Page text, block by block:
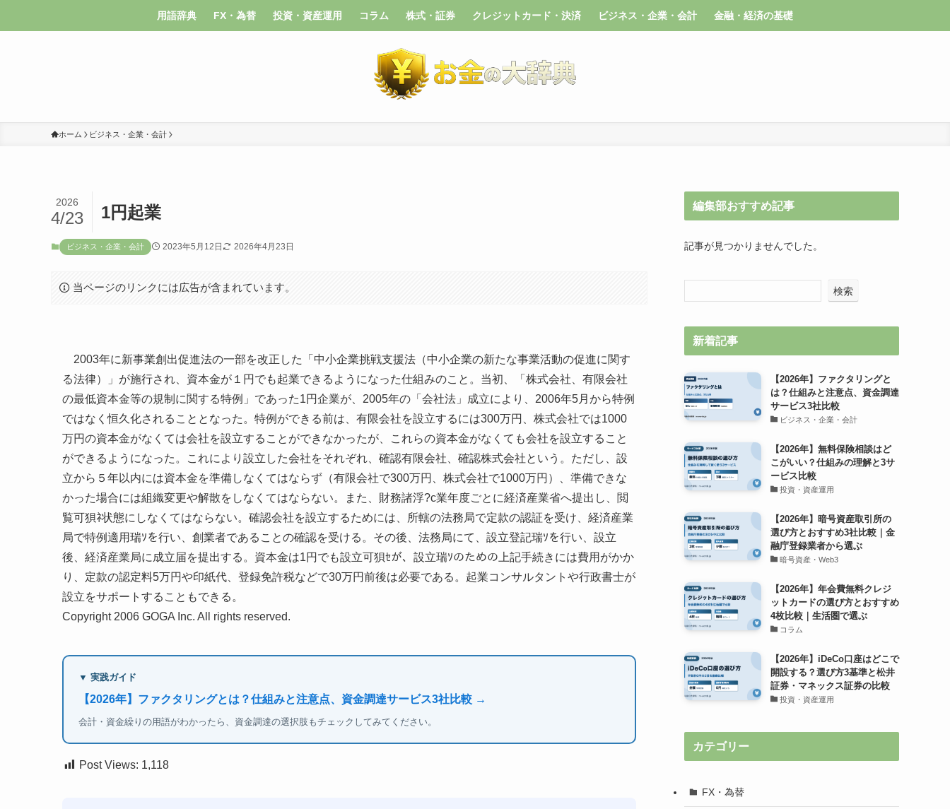
用語辞典 FX・為替 投資・資産運用 コラム 株式・証券 クレジットカード・決済 ビジネス・企業・会計 金融・経済の基礎
ホーム ビジネス・企業・会計
1円起業
2026
4/23
ビジネス・企業・会計 2023年5月12日 2026年4月23日
当ページのリンクには広告が含まれています。
2003年に新事業創出促進法の一部を改正した「中小企業挑戦支援法（中小企業の新たな事業活動の促進に関す
る法律）」が施行され、資本金が１円でも起業できるようになった仕組みのこと。当初、「株式会社、有限会社
の最低資本金等の規制に関する特例」であった1円企業が、2005年の「会社法」成立により、2006年5月から特例
ではなく恒久化されることとなった。特例ができる前は、有限会社を設立するには300万円、株式会社では1000
万円の資本金がなくては会社を設立することができなかったが、これらの資本金がなくても会社を設立すること
ができるようになった。これにより設立した会社をそれぞれ、確認有限会社、確認株式会社という。ただし、設
立から５年以内には資本金を準備しなくてはならず（有限会社で300万円、株式会社で1000万円）、準備できな
かった場合には組織変更や解散をしなくてはならない。また、財務諸浮?c業年度ごとに経済産業省へ提出し、閲
覧可狽ﾈ状態にしなくてはならない。確認会社を設立するためには、所轄の法務局で定款の認証を受け、経済産業
局で特例適用瑞ｿを行い、創業者であることの確認を受ける。その後、法務局にて、設立登記瑞ｿを行い、設立
後、経済産業局に成立届を提出する。資本金は1円でも設立可狽ｾが、設立瑞ｿのための上記手続きには費用がかか
り、定款の認定料5万円や印紙代、登録免許税などで30万円前後は必要である。起業コンサルタントや行政書士が
設立をサポートすることもできる。
Copyright 2006 GOGA Inc. All rights reserved.
▼ 実践ガイド
【2026年】ファクタリングとは？仕組みと注意点、資金調達サービス3社比較 →
会計・資金繰りの用語がわかったら、資金調達の選択肢もチェックしてみてください。
Post Views: 1,118
編集部おすすめ記事
記事が見つかりませんでした。
検索
新着記事
【2026年】ファクタリングと
は？仕組みと注意点、資金調達
サービス3社比較
ビジネス・企業・会計
【2026年】無料保険相談はど
こがいい？仕組みの理解と3サ
ービス比較
投資・資産運用
【2026年】暗号資産取引所の
選び方とおすすめ3社比較｜金
融庁登録業者から選ぶ
暗号資産・Web3
【2026年】年会費無料クレジ
ットカードの選び方とおすすめ
4枚比較｜生活圏で選ぶ
コラム
【2026年】iDeCo口座はどこで
開設する？選び方3基準と松井
証券・マネックス証券の比較
投資・資産運用
カテゴリー
FX・為替